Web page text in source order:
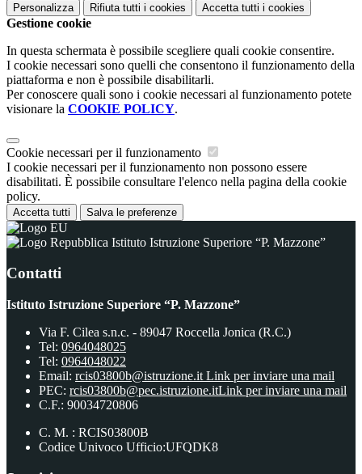
Personalizza Rifiuta tutti i cookies Accetta tutti i cookies
Gestione cookie
In questa schermata è possibile scegliere quali cookie consentire.
I cookie necessari sono quelli che consentono il funzionamento della
piattaforma e non è possibile disabilitarli.
Per conoscere quali sono i cookie necessari al funzionamento potete
visionare la COOKIE POLICY.
Cookie necessari per il funzionamento
I cookie necessari per il funzionamento non possono essere
disabilitati. È possibile consultare l'elenco nella pagina della cookie
policy.
Accetta tutti Salva le preferenze
Istituto Istruzione Superiore “P. Mazzone”
Contatti
Istituto Istruzione Superiore “P. Mazzone”
Via F. Cilea s.n.c. - 89047 Roccella Jonica (R.C.)
Tel: 0964048025
Tel: 0964048022
Email: rcis03800b@istruzione.it Link per inviare una mail
PEC: rcis03800b@pec.istruzione.itLink per inviare una mail
C.F.: 90034720806
C. M. : RCIS03800B
Codice Univoco Ufficio:UFQDK8